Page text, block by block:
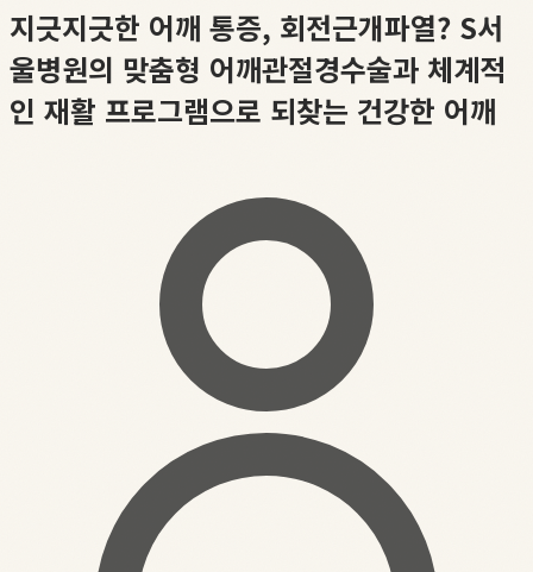
지긋지긋한 어깨 통증, 회전근개파열? S서
울병원의 맞춤형 어깨관절경수술과 체계적
인 재활 프로그램으로 되찾는 건강한 어깨